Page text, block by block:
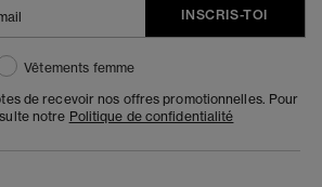
INSCRIS-TOI
Vêtements femme
de recevoir nos offres promotionnelles. Pour
notre Politique de confidentialité